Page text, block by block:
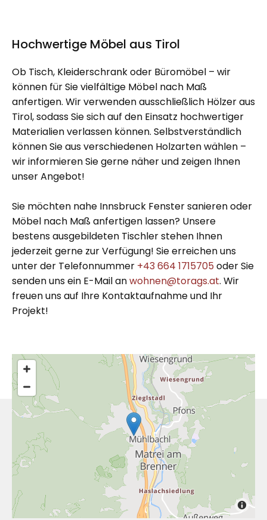
Hochwertige Möbel aus Tirol
Ob Tisch, Kleiderschrank oder Büromöbel – wir
können für Sie vielfältige Möbel nach Maß
anfertigen. Wir verwenden ausschließlich Hölzer aus
Tirol, sodass Sie sich auf den Einsatz hochwertiger
Materialien verlassen können. Selbstverständlich
können Sie aus verschiedenen Holzarten wählen –
wir informieren Sie gerne näher und zeigen Ihnen
unser Angebot!
Sie möchten nahe Innsbruck Fenster sanieren oder
Möbel nach Maß anfertigen lassen? Unsere
bestens ausgebildeten Tischler stehen Ihnen
jederzeit gerne zur Verfügung! Sie erreichen uns
unter der Telefonnummer +43 664 1715705 oder Sie
senden uns ein E-Mail anwohnen@torags.at. Wir
freuen uns auf Ihre Kontaktaufnahme und Ihr
Projekt!